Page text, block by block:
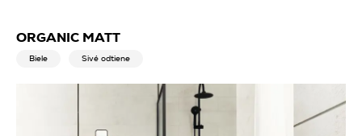
ORGANIC MATT
Biele Sivé odtiene